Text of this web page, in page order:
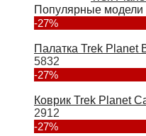
Популярные модели
-27%
Палатка Trek Planet
5832
-27%
Коврик Trek Planet
2912
-27%